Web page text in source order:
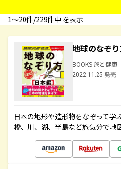
1〜20件/229件中 を表示
地球のなぞ
BOOKS 旅と健康
2022.11.25 発売
日本の地形や造形物をなぞって学
橋、川、湖、半島など旅気分で地